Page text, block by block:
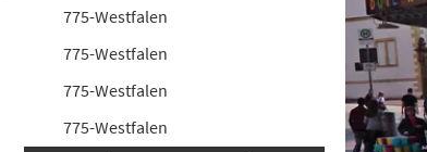
775-Westfalen
775-Westfalen
775-Westfalen
775-Westfalen